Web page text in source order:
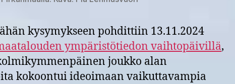
kysymykseen pohdittiin 13.11.2024
ympäristötiedon vaihtopäivillä,
joukko alan
kokoontui ideoimaan vaikuttavampia